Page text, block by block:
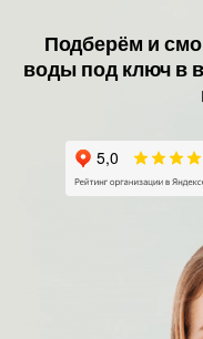
Подберём и
воды под ключ в